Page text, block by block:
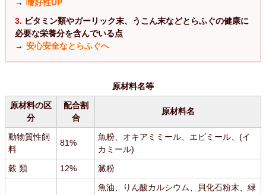
→ 嗜好性UP
3. ビタミン類やガーリック末、うこん末などとらふぐの健康に
必要な栄養分を含んでいる点
→ 安心安全なとらふぐへ
原材料名等
原材料の区
分
配合割
合
原材料名
動物質性飼
料
81%
魚粉、オキアミミール、エビミール、(イ
カミール)
穀 類
12% 澱粉
魚油、りん酸カルシウム、貝化石粉末、緑